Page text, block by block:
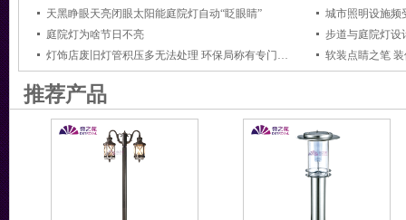
天黑睁眼天亮闭眼太阳能庭院灯自动“眨眼睛”
城市照明设施频
庭院灯为啥节日不亮
步道与庭院灯设
灯饰店废旧灯管积压多无法处理 环保局称有专门机构回收
软装点睛之笔
推荐产品